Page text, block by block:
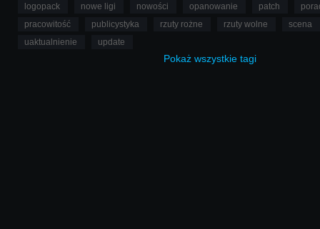
logopack
nowe ligi nowości opanowanie patch
pracowitość
publicystyka rzuty rożne rzuty wolne
scena
uaktualnienie
update
Pokaż wszystkie tagi